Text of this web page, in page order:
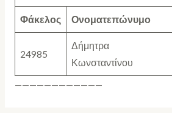
Φάκελος Ονοματεπώνυμο
24985
Δήμητρα
Κωνσταντίνου
————————————